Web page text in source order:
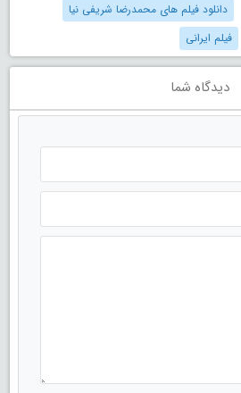
دانلود فیلم های محمدرضا شریفی نیا
فیلم ایرانی
دیدگاه شما